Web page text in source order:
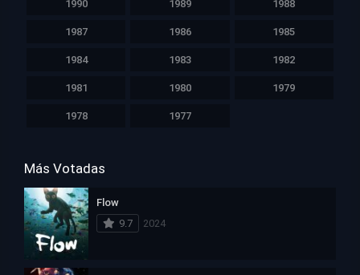
1990 1989 1988
1987 1986 1985
1984 1983 1982
1981 1980 1979
1978 1977
Más Votadas
Flow
9.7
2024